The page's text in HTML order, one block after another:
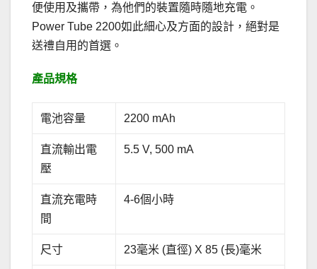
便使用及攜帶，為他們的裝置隨時隨地充電。
Power Tube 2200如此細心及方面的設計，絕對是
送禮自用的首選。
產品規格
電池容量 2200 mAh
直流輸出電
壓
5.5 V, 500 mA
直流充電時
間
4-6個小時
尺寸 23毫米 (直徑) X 85 (長)毫米